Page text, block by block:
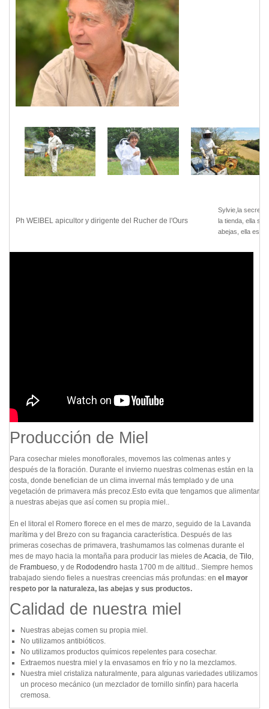
Ph WEIBEL apicultor y dirigente del Rucher de l'Ours
Sylvie,la
la tienda, ella
abejas, ella
Producción de Miel
Para cosechar mieles monoflorales, movemos las colmenas antes y
después de la floración. Durante el invierno nuestras colmenas están en la
costa, donde benefician de un clima invernal más templado y de una
vegetación de primavera más precoz.Esto evita que tengamos que alimentar
a nuestras abejas que así comen su propia miel..
En el litoral el Romero florece en el mes de marzo, seguido de la Lavanda
marítima y del Brezo con su fragancia característica. Después de las
primeras cosechas de primavera, trashumamos las colmenas durante el
mes de mayo hacia la montaña para producir las mieles de Acacia, de Tilo,
de Frambueso, y de Rododendro hasta 1700 m de altitud.. Siempre hemos
trabajado siendo fieles a nuestras creencias más profundas: en el mayor
respeto por la naturaleza, las abejas y sus productos.
Calidad de nuestra miel
Nuestras abejas comen su propia miel.
No utilizamos antibióticos.
No utilizamos productos químicos repelentes para cosechar.
Extraemos nuestra miel y la envasamos en frío y no la mezclamos.
Nuestra miel cristaliza naturalmente, para algunas variedades utilizamos
un proceso mecánico (un mezclador de tornillo sinfín) para hacerla
cremosa.